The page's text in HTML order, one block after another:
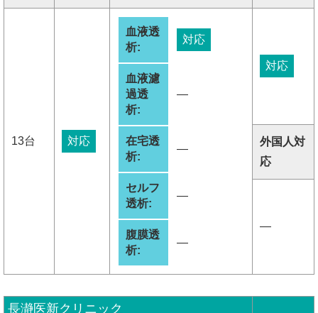
13台 対応
血液透
析:
対応
血液濾
過透
析:
―
在宅透
析:
―
セルフ
透析:
―
腹膜透
析:
―
対応
外国人対
応
―
長瀞医新クリニック